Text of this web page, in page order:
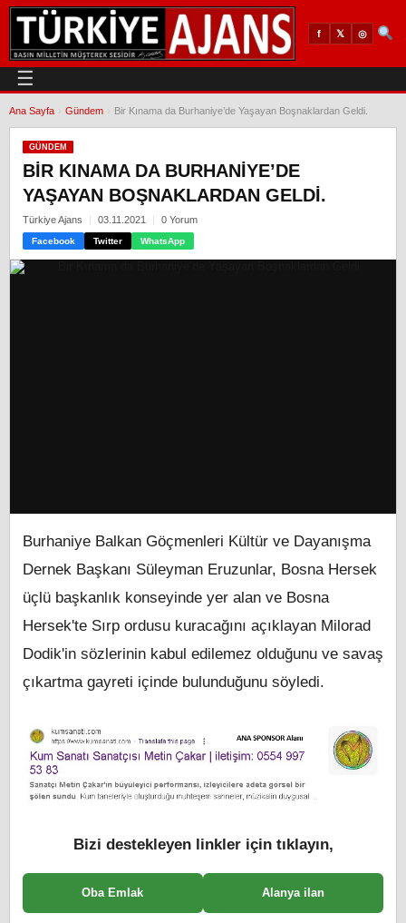
f 𝕏 ◎
☰
Ana Sayfa Gündem Bir Kınama da Burhaniye’de Yaşayan Boşnaklardan Geldi.
GÜNDEM
BIR KINAMA DA BURHANIYE’DE
YAŞAYAN BOŞNAKLARDAN GELDI.
Türkiye Ajans 03.11.2021 0 Yorum
Facebook Twitter WhatsApp
Burhaniye Balkan Göçmenleri Kültür ve Dayanışma
Dernek Başkanı Süleyman Eruzunlar, Bosna Hersek
üçlü başkanlık konseyinde yer alan ve Bosna
Hersek'te Sırp ordusu kuracağını açıklayan Milorad
Dodik'in sözlerinin kabul edilemez olduğunu ve savaş
çıkartma gayreti içinde bulunduğunu söyledi.
Bizi destekleyen linkler için tıklayın,
Oba Emlak Alanya ilan